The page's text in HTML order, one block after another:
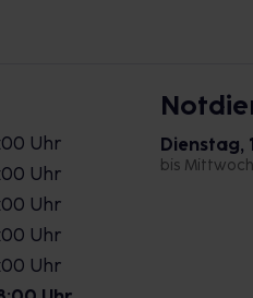
Uhr
Uhr
Uhr
Uhr
Uhr
Dienstag,
bis